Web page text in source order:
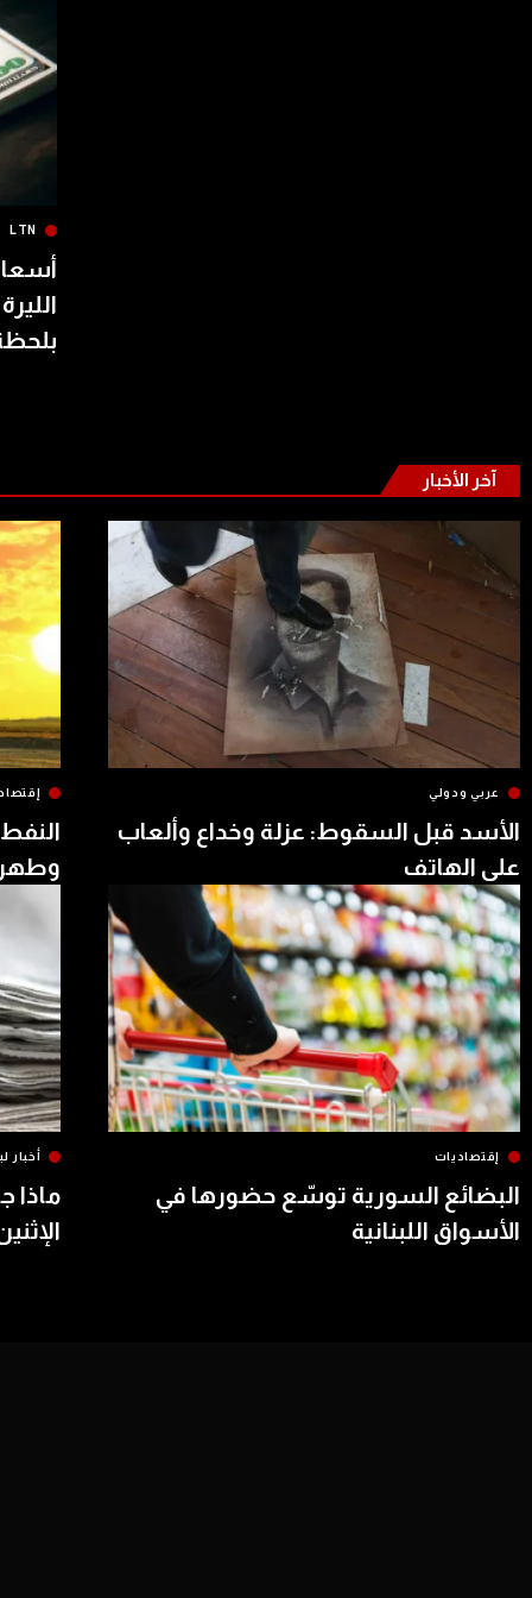
LTN
آخر الأخبار
عربي ودولي
الأسد قبل السقوط: عزلة وخداع وألعاب
على الهاتف
إقتصاديات
البضائع السورية توسّع حضورها في
الأسواق اللبنانية
أخبار
ماذا